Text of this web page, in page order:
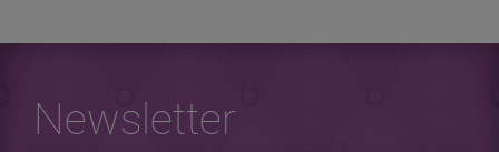
Newsletter